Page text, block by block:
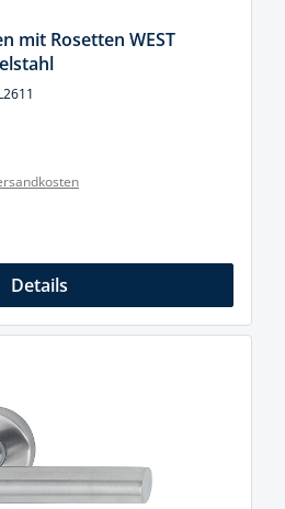
mit Rosetten WEST
Details